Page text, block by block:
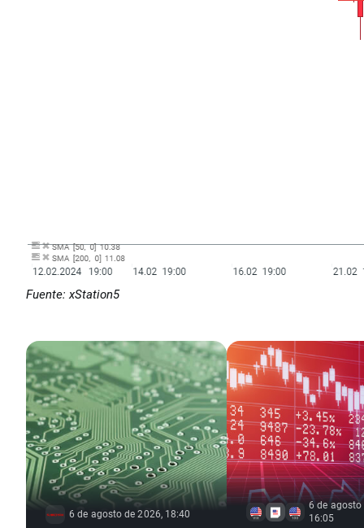
Fuente: xStation5
6 de agosto de 2026, 18:40
6 de agosto
16:05